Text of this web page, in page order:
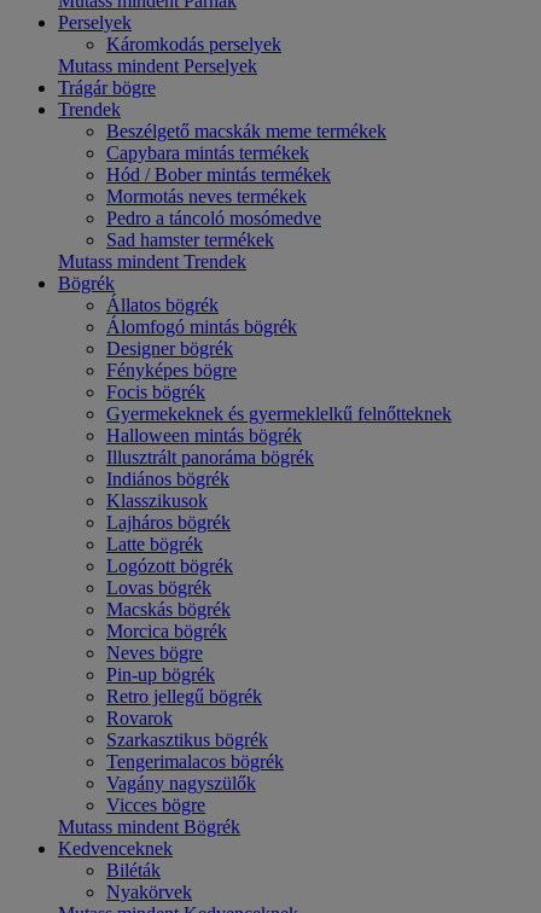
Perselyek
Káromkodás perselyek
Mutass mindent Perselyek
Trágár bögre
Trendek
Beszélgető macskák meme termékek
Capybara mintás termékek
Hód / Bober mintás termékek
Mormotás neves termékek
Pedro a táncoló mosómedve
Sad hamster termékek
Mutass mindent Trendek
Bögrék
Állatos bögrék
Álomfogó mintás bögrék
Designer bögrék
Fényképes bögre
Focis bögrék
Gyermekeknek és gyermeklelkű felnőtteknek
Halloween mintás bögrék
Illusztrált panoráma bögrék
Indiános bögrék
Klasszikusok
Lajháros bögrék
Latte bögrék
Logózott bögrék
Lovas bögrék
Macskás bögrék
Morcica bögrék
Neves bögre
Pin-up bögrék
Retro jellegű bögrék
Rovarok
Szarkasztikus bögrék
Tengerimalacos bögrék
Vagány nagyszülők
Vicces bögre
Mutass mindent Bögrék
Kedvenceknek
Biléták
Nyakörvek